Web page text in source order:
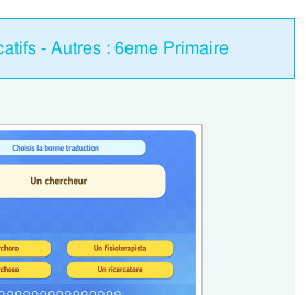
- Autres : 6eme Primaire